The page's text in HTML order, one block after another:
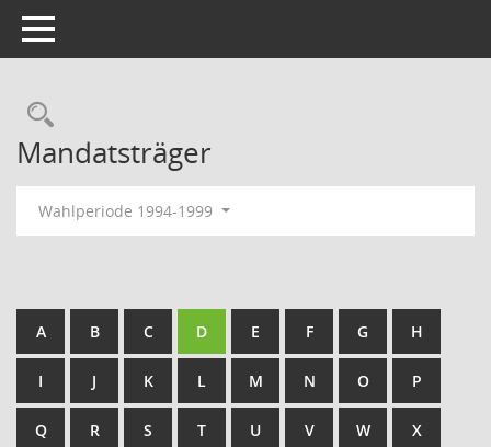
Toggle navigation
Rechercheauswahl
Mandatsträger
Wahlperiode 1994-1999
A B C D E F G H
I J K L M N O P
Q R S T U V W X